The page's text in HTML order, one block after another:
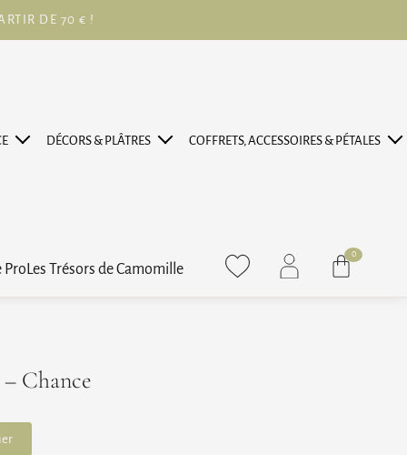
DE 70 € !
DÉCORS & PLÂTRES COFFRETS, ACCESSOIRES & PÉTALES
Pro Les Trésors de Camomille
0
Panier
Chance